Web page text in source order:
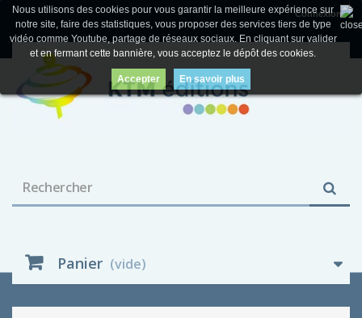
Connexion
Panier (vide)
Nous utilisons des cookies pour vous garantir la meilleure expérience sur
notre site, faire des statistiques, vous proposer des services tiers de type
vidéo comme Youtube, partage de réseaux sociaux. En cliquant sur valider
et en fermant cette bannière, vous acceptez le dépôt des cookies.
Accepter En savoir plus